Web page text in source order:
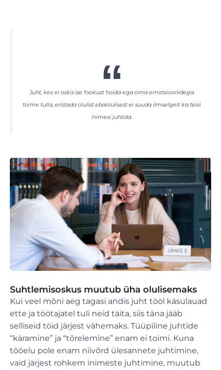
Juht, kes ei oska ise fookust hoida ega oma emotsioonidega
toime tulla, eristada olulist ebaolulisest ei suuda ilmselgelt ka teisi
inimesi juhtida.
Suhtlemisoskus muutub üha olulisemaks
Kui veel mõni aeg tagasi andis juht tööl käsulauad
ette ja töötajatel tuli neid täita, siis täna jääb
selliseid töid järjest vähemaks. Tüüpiline juhtide
“käramine” ja “tõrelemine” enam ei toimi. Kuna
tööelu pole enam niivõrd ülesannete juhtimine,
vaid järjest rohkem inimeste juhtimine, muutub